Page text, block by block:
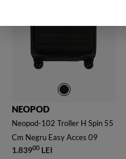
NEOPOD
Neopod-102 Troller H Spin 55
Cm Negru Easy Acces 09
1.83900 LEI